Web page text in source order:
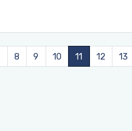
8 9 10 11 12 13